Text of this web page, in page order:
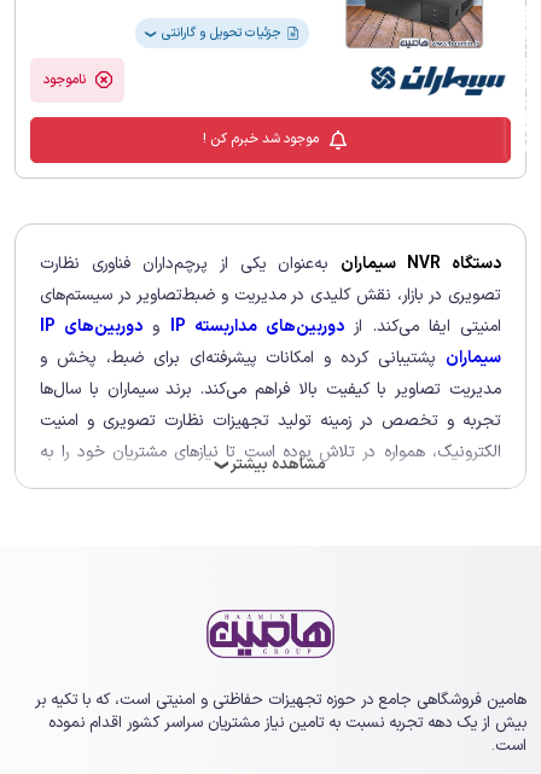
جزئیات تحویل و گارانتی ❯
ناموجود
موجود شد خبرم کن !
دستگاه NVR سیماران
به‌عنوان یکی از پرچم‌داران فناوری نظارت
تصویری در بازار، نقش کلیدی در مدیریت و ضبط‌تصاویر در سیستم‌های
امنیتی ایفا می‌کند. از دوربین‌های مداربسته IP و
دوربین‌های IP
سیماران پشتیبانی کرده و امکانات پیشرفته‌ای برای ضبط، پخش و
مدیریت تصاویر با کیفیت بالا فراهم می‌کند. برند سیماران با سال‌ها
تجربه و تخصص در زمینه تولید تجهیزات نظارت تصویری و امنیت
الکترونیک، همواره در تلاش بوده است تا نیازهای مشتریان خود را به
بهترین نحو ممکن برآورده سازد. با به‌کارگیری تکنولوژی‌های روز دنیا،
و نظارتی محیط‌های مختلف را پوشش می‌دهد.
در سیستم‌های نظارتی، تجهیزات مختلفی برای بهینه‌سازی عملکرد و
کیفیت تصاویر مورد نیاز است. دستگاه‌های NVR سیماران با
دوربین‌های
مداربستهبه‌صورت یکپارچه عمل کرده و با استفاده ازتجهیزات
ذخیره‌سازی اطلاعات
مشاهده بیشتر ❯
فیلترهای لیست محصولات
هامین فروشگاهی جامع در حوزه تجهیزات حفاظتی و امنیتی است، که با تکیه بر
بیش از یک ‏دهه تجربه نسبت به تامین نیاز مشتریان سراسر کشور اقدام نموده
است.